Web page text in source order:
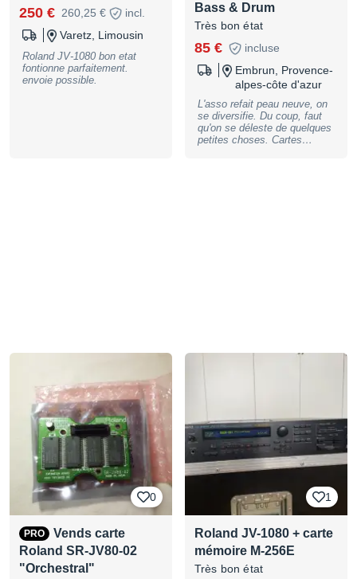
250 € 260,25 €
incl.
Varetz, Limousin
Roland JV-1080 bon etat
fontionne parfaitement.
envoie possible.
Bass & Drum
Très bon état
85 €
incluse
Embrun, Provence-
alpes-côte d'azur
L'asso refait peau neuve, on
se diversifie. Du coup, faut
qu'on se déleste de quelques
petites choses. Cartes
0
PRO
Vends carte
Roland SR-JV80-02
"Orchestral"
1
Roland JV-1080 + carte
mémoire M-256E
Très bon état